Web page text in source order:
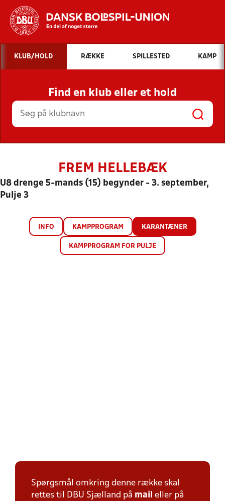
Hvad vil du søge efter?
INDHOLD OG NYHEDER
STILLINGER, RESULTATER, KLUBBER OG
HOLD
KLUB/HOLD RÆKKE SPILLESTED KAMP
Find en klub eller et hold
FREM HELLEBÆK
U8 drenge 5-mands (15) begynder - 3. september,
Pulje 3
INFO KAMPPROGRAM KARANTÆNER
KAMPPROGRAM FOR PULJE
Spørgsmål omkring denne række skal
rettes til DBU Sjælland på mail eller på